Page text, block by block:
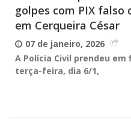
golpes com PIX falso
em Cerqueira César
07 de janeiro, 2026
A Polícia Civil prendeu
terça-feira, dia 6/1,